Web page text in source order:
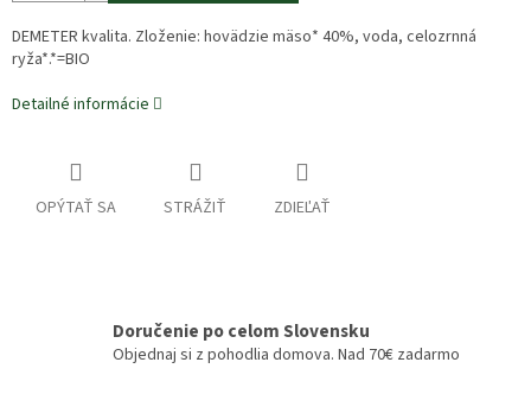
DEMETER kvalita. Zloženie: hovädzie mäso* 40%, voda, celozrnná
ryža*.*=BIO
Detailné informácie
OPÝTAŤ SA STRÁŽIŤ ZDIEĽAŤ
Doručenie po celom Slovensku
Objednaj si z pohodlia domova. Nad 70€ zadarmo